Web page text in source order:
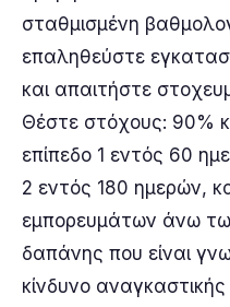
σταθμισμένη
επαληθεύστε
και απαιτήστε
Θέστε στόχους: 90%
επίπεδο 1 εντός 60
2 εντός 180 ημερών,
εμπορευμάτων άνω
δαπάνης που είναι
κίνδυνο